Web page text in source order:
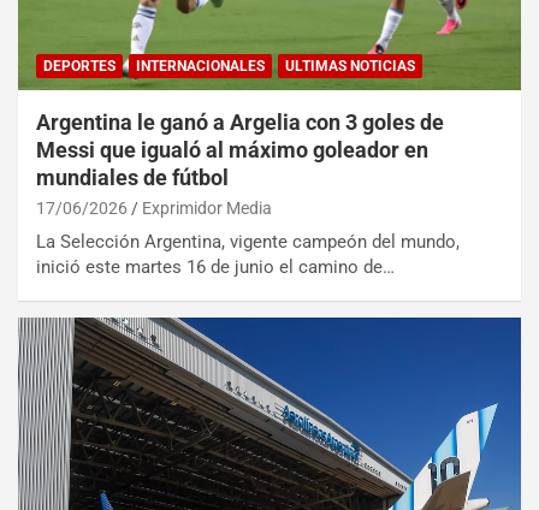
DEPORTES INTERNACIONALES ULTIMAS NOTICIAS
Argentina le ganó a Argelia con 3 goles de
Messi que igualó al máximo goleador en
mundiales de fútbol
17/06/2026 Exprimidor Media
La Selección Argentina, vigente campeón del mundo,
inició este martes 16 de junio el camino de…